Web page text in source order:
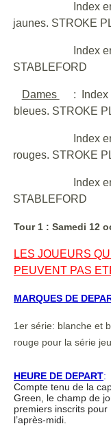
Index entre
jaunes. STROKE
Index entre
STABLEFORD
Dames
: Index
bleues. STROKE
Index entre
rouges. STROKE
Index entre
STABLEFORD
Tour 1 : Samedi 12
LES JOUEURS
PEUVENT PAS
MARQUES DE
1er série: blanche et
rouge pour la série
HEURE DE DEPART:
Compte tenu de la
Green, le champ de
premiers inscrits
l’après-midi.